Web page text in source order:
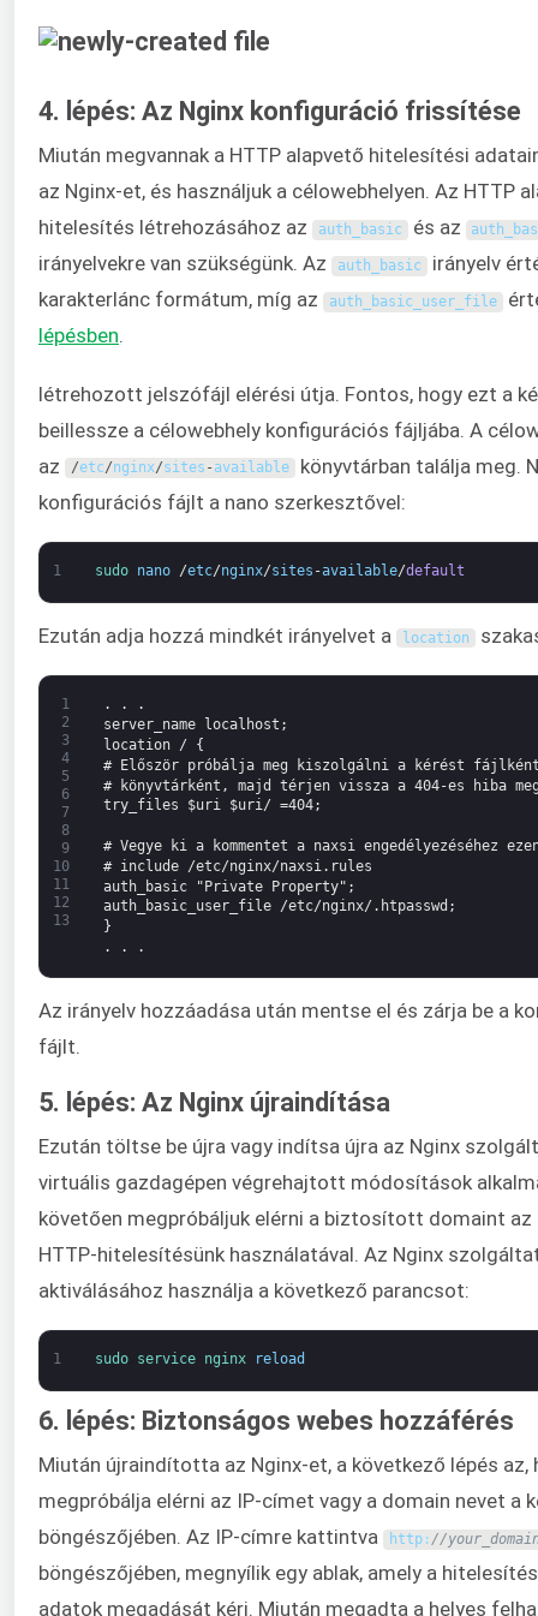
4. lépés: Az Nginx konfiguráció frissítése
Miután megvannak a HTTP alapvető hitelesítési
az Nginx-et, és használjuk a célowebhelyen. Az HTTP
hitelesítés létrehozásához az
auth_basic és az
irányelvekre van szükségünk. Az auth_basic irányelv
karakterlánc formátum, míg az
auth_basic_user_file
lépésben.
létrehozott jelszófájl elérési útja. Fontos, hogy ezt a
beillessze a célowebhely konfigurációs fájljába. A
az
/etc/nginx/sites - available könyvtárban találja meg.
konfigurációs fájlt a nano szerkesztővel:
1 sudo nano /etc/nginx/sites -available/default
Ezután adja hozzá mindkét irányelvet a location
1
2
3
4
5
6
7
8
9
10
11
12
13
. . .
server_name localhost;
location / {
# Először próbálja meg kiszolgálni a kérést
# könyvtárként, majd térjen vissza a 404-es hiba
try_files $uri $uri/ =404;
# Vegye ki a kommentet a naxsi engedélyezéséhez
# include /etc/nginx/naxsi.rules
auth_basic "Private Property";
auth_basic_user_file /etc/nginx/.htpasswd;
}
. . .
Az irányelv hozzáadása után mentse el és zárja be a
fájlt.
5. lépés: Az Nginx újraindítása
Ezután töltse be újra vagy indítsa újra az Nginx
virtuális gazdagépen végrehajtott módosítások
követően megpróbáljuk elérni a biztosított domaint az
HTTP-hitelesítésünk használatával. Az Nginx
aktiválásához használja a következő parancsot:
1 sudo service nginx reload
6. lépés: Biztonságos webes hozzáférés
Miután újraindította az Nginx-et, a következő lépés az,
megpróbálja elérni az IP-címet vagy a domain nevet a
böngészőjében. Az IP-címre kattintva
http: //
böngészőjében, megnyílik egy ablak, amely a
adatok megadását kéri. Miután megadta a helyes